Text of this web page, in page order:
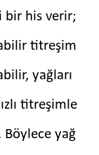
bir his verir;
titreşim
yağları
titreşimle
Böylece yağ